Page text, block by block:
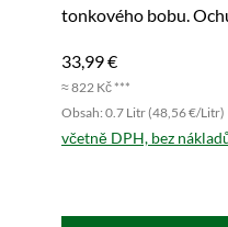
tonkového bobu.
33,99 €
≈ 822 Kč ***
Obsah: 0.7 Litr (48,56 €/Litr)
včetně DPH, bez